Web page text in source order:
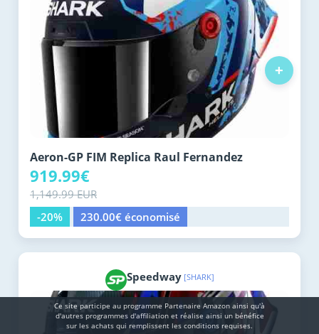
Aeron-GP FIM Replica Raul Fernandez
919.99€
1,149.99 EUR
-20%
230.00€ économisé
+
Speedway [SHARK]
Ce site participe au programme Partenaire Αmazοn ainsi qu'à
d'autres programmes d'affiliation et réalise ainsi un bénéfice
sur les achats qui remplissent les conditions requises.